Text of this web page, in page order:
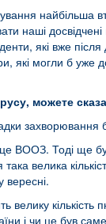
найбільша
досвідчені
які вже
які могли б
можете
захворювання
ВООЗ. Тоді ще
така велика
вересні.
велику
і чи це був